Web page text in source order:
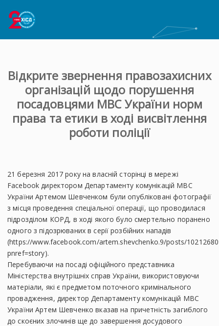
Відкрите звернення правозахисних
організацій щодо порушення
посадовцями МВС України норм
права та етики в ході висвітлення
роботи поліції
21 березня 2017 року на власній сторінці в мережі
Facebook директором Департаменту комунікацій МВС
України Артемом Шевченком були опубліковані фотографії
з місця проведення спеціальної операції, що проводилася
підрозділом КОРД, в ході якого було смертельно поранено
одного з підозрюваних в серії розбійних нападів
(https://www.facebook.com/artem.shevchenko.9/posts/
pnref=story).
Перебуваючи на посаді офіційного представника
Міністерства внутрішніх справ України, використовуючи
матеріали, які є предметом поточного кримінального
провадження, директор Департаменту комунікацій МВС
України Артем Шевченко вказав на причетність загиблого
до скоєних злочинів ще до завершення досудового